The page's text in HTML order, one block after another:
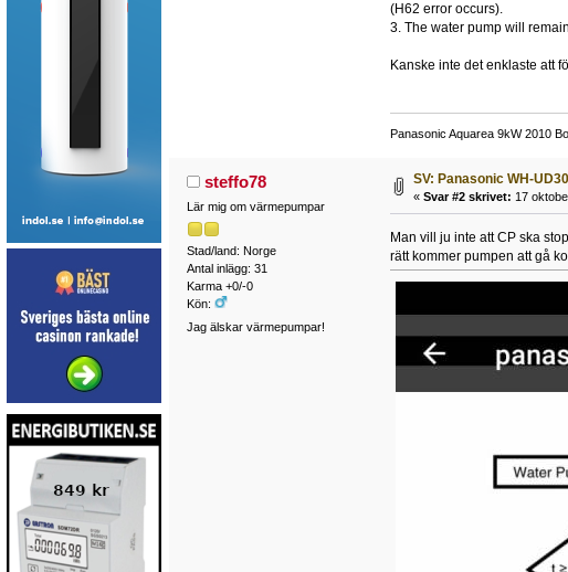
(H62 error occurs).
3. The water pump will
Kanske inte det enklaste att
Panasonic Aquarea 9kW 2010
steffo78
Lär mig om värmepumpar
Stad/land: Norge
Antal inlägg: 31
Karma +0/-0
Kön:
Jag älskar värmepumpar!
SV: Panasonic WH-
« Svar #2 skrivet: 17
Man vill ju inte att CP ska
rätt kommer pumpen att gå